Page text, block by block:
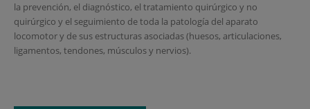
la prevención, el diagnóstico, el tratamiento quirúrgico y no
quirúrgico y el seguimiento de toda la patología del aparato
locomotor y de sus estructuras asociadas (huesos, articulaciones,
ligamentos, tendones, músculos y nervios).